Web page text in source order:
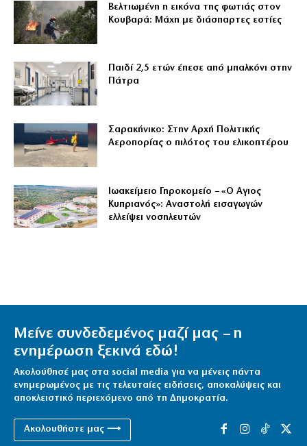
Βελτιωμένη η εικόνα της φωτιάς στον
Κουβαρά: Μάχη με διάσπαρτες εστίες
Παιδί 2,5 ετών έπεσε από μπαλκόνι στην
Πάτρα
Σαρακήνικο: Στην Αρχή Πολιτικής
Αεροπορίας ο πιλότος του ελικοπτέρου
Ιωακείμειο Γηροκομείο – «Ο Αγιος
Κυπριανός»: Αναστολή εισαγωγών
ελλείψει νοσηλευτών
Μείνε συνδεδεμένος μαζί μας – η
ενημέρωση ξεκινά εδώ!
Ακολούθησέ μας στα social media για να μένεις πάντα
ενημερωμένος με τις τελευταίες ειδήσεις, αποκαλύψεις και
αποκλειστικό περιεχόμενο από τη Δημοκρατία.
Ακολουθήστε μας ⟶